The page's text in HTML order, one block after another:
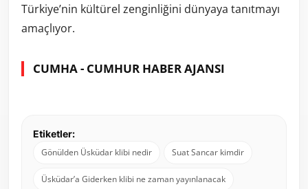
Türkiye’nin kültürel zenginliğini dünyaya tanıtmayı
amaçlıyor.
CUMHA - CUMHUR HABER AJANSI
Etiketler:
Gönülden Üsküdar klibi nedir
Suat Sancar kimdir
Üsküdar’a Giderken klibi ne zaman yayınlanacak